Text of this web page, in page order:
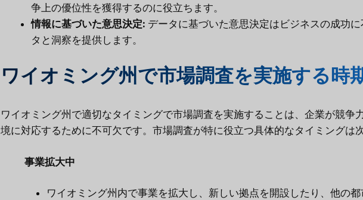
争上の優位性を獲得するのに役立ちます。
情報に基づいた意思決定: データに基づいた意思決定はビジネスの成功
タと洞察を提供します。
ワイオミング州で市場調査を実施する時
ワイオミング州で適切なタイミングで市場調査を実施することは、企業が競争
境に対応するために不可欠です。市場調査が特に役立つ具体的なタイミングは
事業拡大中
ワイオミング州内で事業を拡大し、新しい拠点を開設したり、他の